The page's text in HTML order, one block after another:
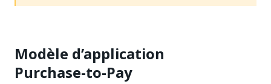
Modèle d’application
Purchase-to-Pay